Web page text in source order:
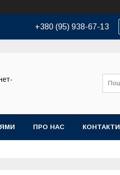
+380 (95) 938-67-13
ПРО НАС КОНТАКТИ